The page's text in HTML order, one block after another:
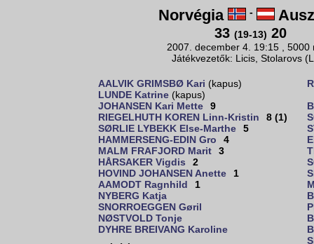
Norvégia -
33 (19-13) 20
2007. december 4. 19:15 , 5000
Játékvezetők: Licis, Stolarovs
AALVIK GRIMSBØ Kari (kapus)
LUNDE Katrine (kapus)
JOHANSEN Kari Mette
9
RIEGELHUTH KOREN Linn-Kristin
8 (1)
SØRLIE LYBEKK Else-Marthe
5
HAMMERSENG-EDIN Gro
4
MALM FRAFJORD Marit
3
HÅRSAKER Vigdis
2
HOVIND JOHANSEN Anette
1
AAMODT Ragnhild
1
NYBERG Katja
SNORROEGGEN Gøril
NØSTVOLD Tonje
DYHRE BREIVANG Karoline